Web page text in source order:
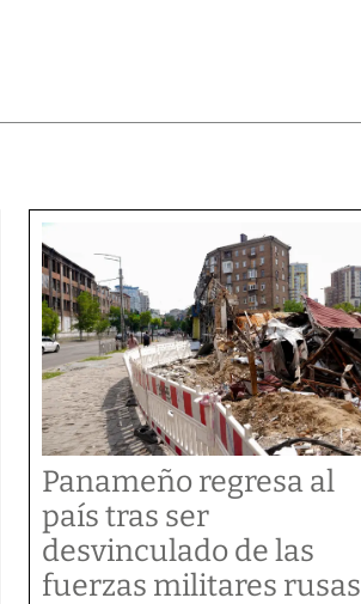
Panameño regresa al
país tras ser
desvinculado de las
fuerzas militares rusas